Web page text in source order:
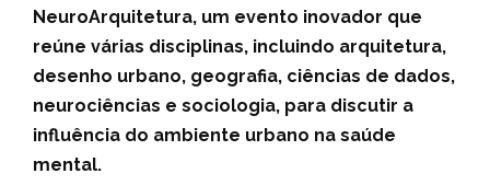
NeuroArquitetura, um evento inovador que
reúne várias disciplinas, incluindo arquitetura,
desenho urbano, geografia, ciências de dados,
neurociências e sociologia, para discutir a
influência do ambiente urbano na saúde
mental.